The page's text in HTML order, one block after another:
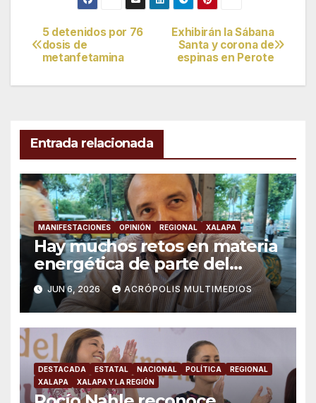
Navegación
de
Exhibirán la Sábana
Santa y corona de
espinas en Perote
5 detenidos por 76
dosis de
metanfetamina
Entrada relacionada
MANIFESTACIONES OPINIÓN REGIONAL XALAPA
Hay muchos retos en materia
energética de parte del
gobierno: “Movimiento de
Lucha Social”
JUN 6, 2026 ACRÓPOLIS MULTIMEDIOS
DESTACADA ESTATAL NACIONAL POLÍTICA
REGIONAL
XALAPA
XALAPA Y LA REGIÓN